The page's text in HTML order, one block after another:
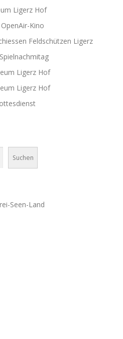
Ligerz Hof
Kino
Feldschützen Ligerz
Ligerz Hof
Ligerz Hof
Suchen
Seen-Land